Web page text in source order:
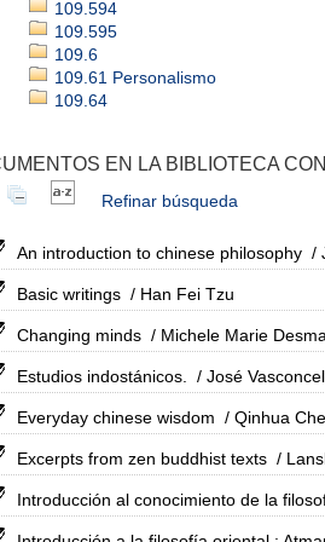
109.594
109.595
109.6
109.61 Personalismo
109.64
EN LA BIBLIOTECA
Refinar búsqueda
An introduction to chinese philosophy /
Basic writings / Han Fei Tzu
Changing minds / Michele Marie
Estudios indostánicos. / José
Everyday chinese wisdom / Qinhua
Excerpts from zen buddhist texts /
Introducción al conocimiento de la